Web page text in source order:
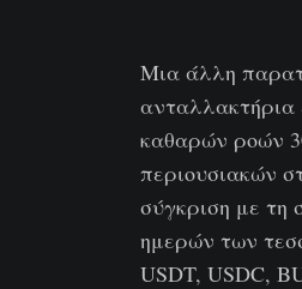
Μια άλλη
ανταλλακτήρια
καθαρών ροών
περιουσιακών
σύγκριση με τη
ημερών των
USDT, USDC,